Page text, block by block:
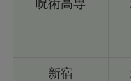
呪術高専
新宿